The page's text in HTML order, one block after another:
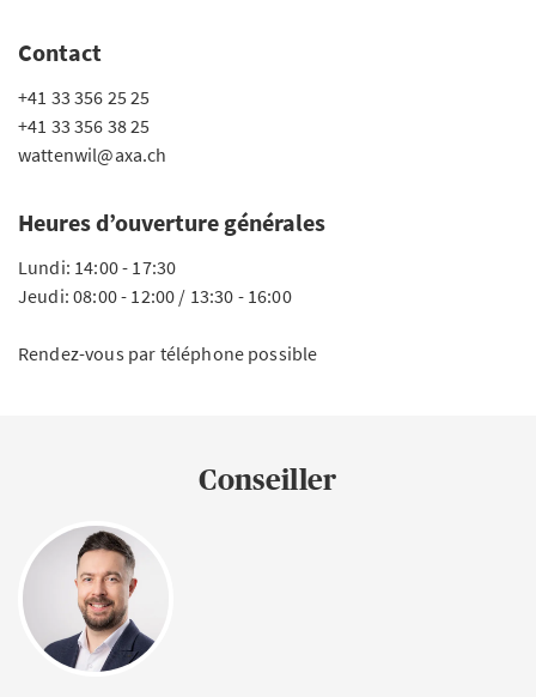
Contact
+41 33 356 25 25
+41 33 356 38 25
wattenwil@axa.ch
Heures d’ouverture générales
Lundi: 14:00 - 17:30
Jeudi: 08:00 - 12:00 / 13:30 - 16:00
Rendez-vous par téléphone possible
Conseiller